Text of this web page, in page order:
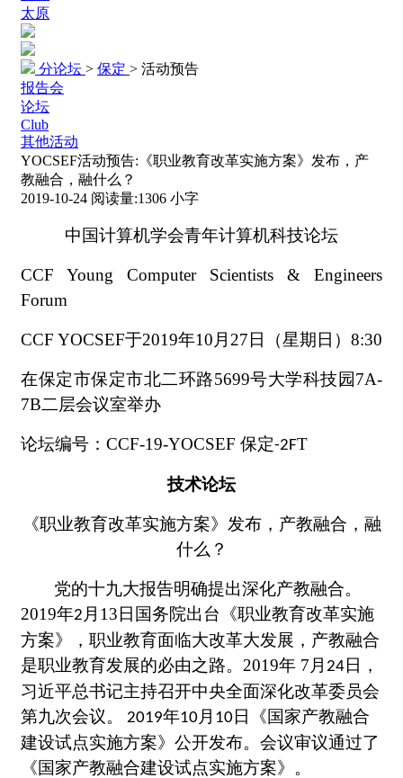
太原
分论坛 > 保定 > 活动预告
报告会
论坛
Club
其他活动
YOCSEF活动预告:《职业教育改革实施方案》发布，产
教融合，融什么？
2019-10-24 阅读量:1306 小字
中国计算机学会青年计算机科技论坛
CCF Young Computer Scientists & Engineers
Forum
CCF YOCSEF于2019年10月27日（星期日）8:30
在保定市保定市北二环路5699号大学科技园7A-
7B二层会议室举办
论坛编号： CCF-19-YOCSEF 保定-2FT
技术论坛
《职业教育改革实施方案》发布，产教融合，融
什么？
党的十九大报告明确提出深化产教融合。
2019年2 月 13 日 国务院出台《职业教育改革实施
方案》，职业教育面临大改革大发展，产教融合
是职业教育发展的必由之路。 2019年 7 月 24 日，
习近平总书记主持召开中央全面深化改革委员会
第九次会议。
2019年10 月 10 日《国家产教融合
建设试点实施方案》公开发布。会议审议通过了
《国家产教融合建设试点实施方案》。